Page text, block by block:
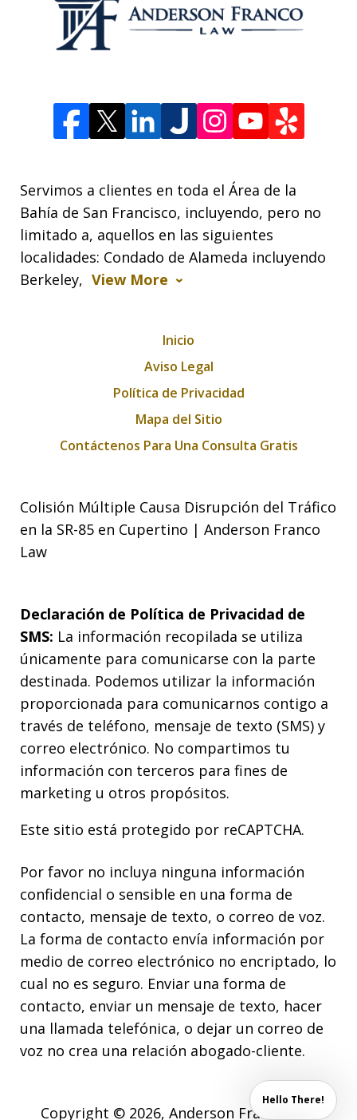
Servimos a clientes en toda el Área de la
Bahía de San Francisco, incluyendo, pero no
limitado a, aquellos en las siguientes
localidades: Condado de Alameda incluyendo
Berkeley, View More
Inicio
Aviso Legal
Política de Privacidad
Mapa del Sitio
Contáctenos Para Una Consulta Gratis
Colisión Múltiple Causa Disrupción del Tráfico
en la SR-85 en Cupertino | Anderson Franco
Law
Declaración de Política de Privacidad de
SMS: La información recopilada se utiliza
únicamente para comunicarse con la parte
destinada. Podemos utilizar la información
proporcionada para comunicarnos contigo a
través de teléfono, mensaje de texto (SMS) y
correo electrónico. No compartimos tu
información con terceros para fines de
marketing u otros propósitos.
Este sitio está protegido por reCAPTCHA.
Por favor no incluya ninguna información
confidencial o sensible en una forma de
contacto, mensaje de texto, o correo de voz.
La forma de contacto envía información por
medio de correo electrónico no encriptado, lo
cual no es seguro. Enviar una forma de
contacto, enviar un mensaje de texto, hacer
una llamada telefónica, o dejar un correo de
voz no crea una relación abogado-cliente.
Copyright © 2026, Anderson Franco Law
Hello There!